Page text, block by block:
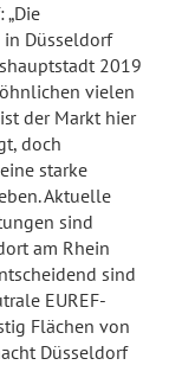
Düsseldorf
2019
vielen
der Markt hier
doch
starke
Aktuelle
sind
am Rhein
sind
EUREF-
Flächen von
Düsseldorf